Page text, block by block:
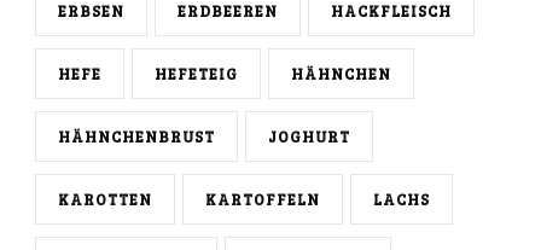
ERBSEN ERDBEEREN HACKFLEISCH
HEFE HEFETEIG HÄHNCHEN
HÄHNCHENBRUST JOGHURT
KAROTTEN KARTOFFELN LACHS